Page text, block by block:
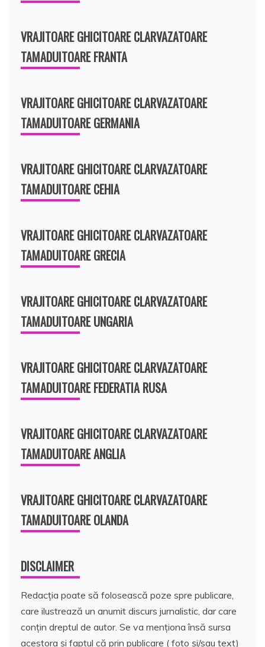
VRAJITOARE GHICITOARE CLARVAZATOARE
TAMADUITOARE FRANTA
VRAJITOARE GHICITOARE CLARVAZATOARE
TAMADUITOARE GERMANIA
VRAJITOARE GHICITOARE CLARVAZATOARE
TAMADUITOARE CEHIA
VRAJITOARE GHICITOARE CLARVAZATOARE
TAMADUITOARE GRECIA
VRAJITOARE GHICITOARE CLARVAZATOARE
TAMADUITOARE UNGARIA
VRAJITOARE GHICITOARE CLARVAZATOARE
TAMADUITOARE FEDERATIA RUSA
VRAJITOARE GHICITOARE CLARVAZATOARE
TAMADUITOARE ANGLIA
VRAJITOARE GHICITOARE CLARVAZATOARE
TAMADUITOARE OLANDA
DISCLAIMER
Redacția poate să folosească poze spre publicare,
care ilustrează un anumit discurs jurnalistic, dar care
conțin dreptul de autor. Se va menționa însă sursa
acestora și faptul că prin publicare ( foto și/sau text)